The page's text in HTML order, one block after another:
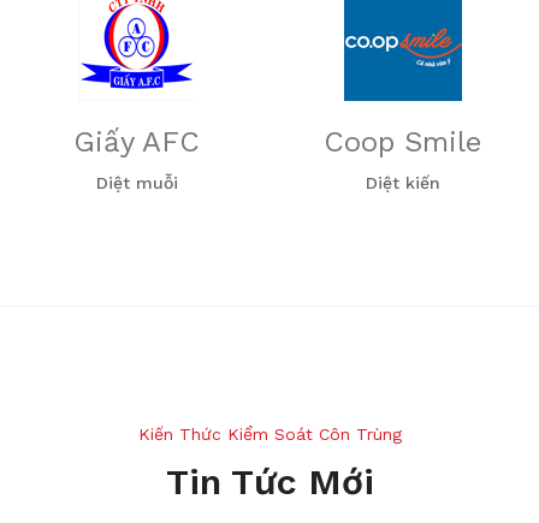
Giấy AFC
Diệt muỗi
Coop Smile
Diệt kiến
Kiến Thức Kiểm Soát Côn Trùng
Tin Tức Mới